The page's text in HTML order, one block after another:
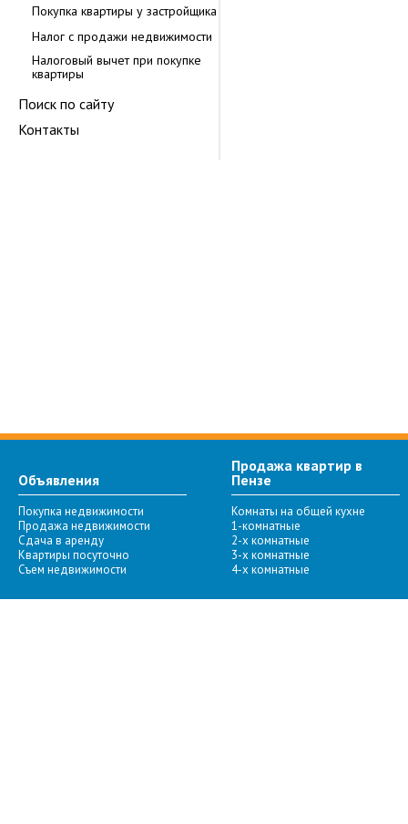
Покупка квартиры у застройщика
Налог с продажи недвижимости
Налоговый вычет при покупке
квартиры
Поиск по сайту
Контакты
Объявления
Покупка недвижимости
Продажа недвижимости
Сдача в аренду
Квартиры посуточно
Съем недвижимости
Продажа квартир в
Пензе
Комнаты на общей кухне
1-комнатные
2-х комнатные
3-х комнатные
4-х комнатные